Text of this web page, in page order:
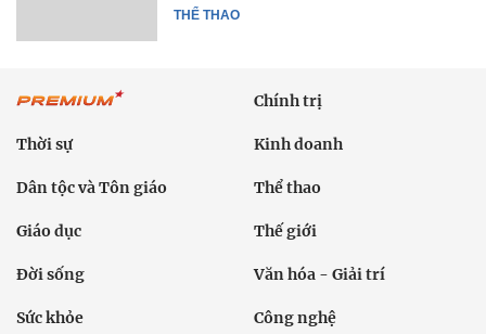
THỂ THAO
Chính trị
Thời sự Kinh doanh
Dân tộc và Tôn giáo Thể thao
Giáo dục Thế giới
Đời sống Văn hóa - Giải trí
Sức khỏe Công nghệ